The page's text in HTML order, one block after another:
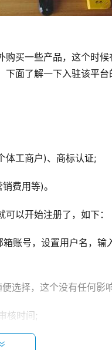
买一些产品，这个时候
面了解一下入驻该平台
工商户)、商标认证;
费用等)。
以开始注册了，如下：
账号，设置用户名，输
选择，这个没有任何影
核时间;
对应的类目就行，提交